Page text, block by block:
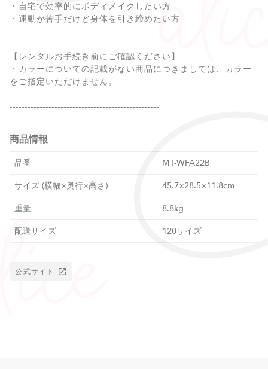
・自宅で効率的にボディメイクしたい方
・運動が苦手だけど身体を引き締めたい方
--------------------------------------------------
【レンタルお手続き前にご確認ください】
・カラーについての記載がない商品につきましては、カラー
をご指定いただけません。
--------------------------------------------------
商品情報
品番
MT-WFA22B
サイズ (横幅×奥行×高さ)
45.7×28.5×11.8cm
重量
8.8kg
配送サイズ
120サイズ
公式サイト